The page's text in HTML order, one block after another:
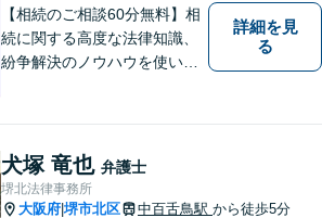
【相続のご相談60分無料】相
続に関する高度な法律知識、
紛争解決のノウハウを使い、
確かつスピーディーに進め、
ご相談様にとって最適なご提
案ができるよう努めます。
詳細を見
る
犬塚 竜也 弁護士
堺北法律事務所
大阪府 堺市北区 中百舌鳥駅 から徒歩5分